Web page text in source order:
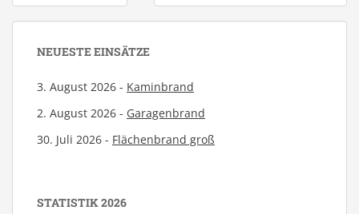
NEUESTE EINSÄTZE
3. August 2026 - Kaminbrand
2. August 2026 - Garagenbrand
30. Juli 2026 - Flächenbrand groß
STATISTIK 2026